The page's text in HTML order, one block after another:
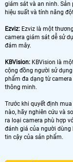
giám sát và an ninh.
hiệu suất và tính năng
Ezviz: Ezviz là một
camera giám sát dễ sử
đám mây.
KBVision: KBVision là
cộng đồng người sử
phẩm đa dạng từ
thông minh.
Trước khi quyết định
nào, hãy nghiên cứu và
ra loại camera phù hợp
đánh giá của người dùng
tin cậy của sản phẩm.